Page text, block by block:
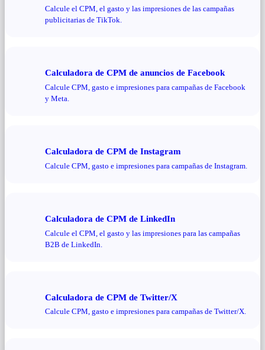
Calcule el CPM, el gasto y las impresiones de las campañas
publicitarias de TikTok.
Calculadora de CPM de anuncios de Facebook
Calcule CPM, gasto e impresiones para campañas de Facebook
y Meta.
Calculadora de CPM de Instagram
Calcule CPM, gasto e impresiones para campañas de Instagram.
Calculadora de CPM de LinkedIn
Calcule el CPM, el gasto y las impresiones para las campañas
B2B de LinkedIn.
Calculadora de CPM de Twitter/X
Calcule CPM, gasto e impresiones para campañas de Twitter/X.